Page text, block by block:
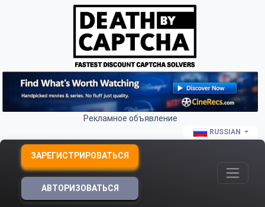
Рекламное объявление
RUSSIAN
ЗАРЕГИСТРИРОВАТЬСЯ
АВТОРИЗОВАТЬСЯ